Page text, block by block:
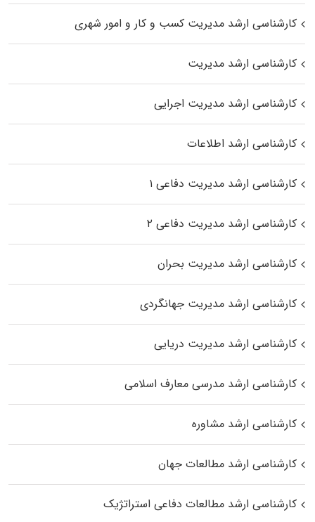
کارشناسی ارشد مدیریت کسب و کار و امور شهری
کارشناسی ارشد مدیریت
کارشناسی ارشد مدیریت اجرایی
کارشناسی ارشد اطلاعات
کارشناسی ارشد مدیریت دفاعی ۱
کارشناسی ارشد مدیریت دفاعی ۲
کارشناسی ارشد مدیریت بحران
کارشناسی ارشد مدیریت جهانگردی
کارشناسی ارشد مدیریت دریایی
کارشناسی ارشد مدرسی معارف اسلامی
کارشناسی ارشد مشاوره
کارشناسی ارشد مطالعات جهان
کارشناسی ارشد مطالعات دفاعی استراتژیک